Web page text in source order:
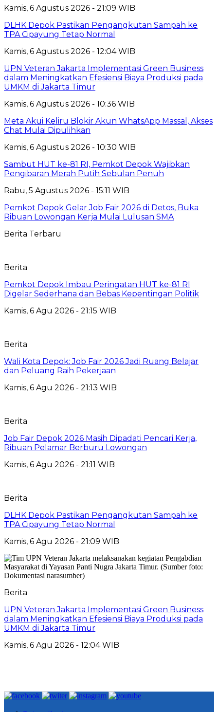
Kamis, 6 Agustus 2026 - 21:09 WIB
DLHK Depok Pastikan Pengangkutan Sampah ke
TPA Cipayung Tetap Normal
Kamis, 6 Agustus 2026 - 12:04 WIB
UPN Veteran Jakarta Implementasi Green Business
dalam Meningkatkan Efesiensi Biaya Produksi pada
UMKM di Jakarta Timur
Kamis, 6 Agustus 2026 - 10:36 WIB
Meta Akui Keliru Blokir Akun WhatsApp Massal, Akses
Chat Mulai Dipulihkan
Kamis, 6 Agustus 2026 - 10:30 WIB
Sambut HUT ke-81 RI, Pemkot Depok Wajibkan
Pengibaran Merah Putih Sebulan Penuh
Rabu, 5 Agustus 2026 - 15:11 WIB
Pemkot Depok Gelar Job Fair 2026 di Detos, Buka
Ribuan Lowongan Kerja Mulai Lulusan SMA
Berita Terbaru
Berita
Pemkot Depok Imbau Peringatan HUT ke-81 RI
Digelar Sederhana dan Bebas Kepentingan Politik
Kamis, 6 Agu 2026 - 21:15 WIB
Berita
Wali Kota Depok: Job Fair 2026 Jadi Ruang Belajar
dan Peluang Raih Pekerjaan
Kamis, 6 Agu 2026 - 21:13 WIB
Berita
Job Fair Depok 2026 Masih Dipadati Pencari Kerja,
Ribuan Pelamar Berburu Lowongan
Kamis, 6 Agu 2026 - 21:11 WIB
Berita
DLHK Depok Pastikan Pengangkutan Sampah ke
TPA Cipayung Tetap Normal
Kamis, 6 Agu 2026 - 21:09 WIB
Berita
UPN Veteran Jakarta Implementasi Green Business
dalam Meningkatkan Efesiensi Biaya Produksi pada
UMKM di Jakarta Timur
Kamis, 6 Agu 2026 - 12:04 WIB